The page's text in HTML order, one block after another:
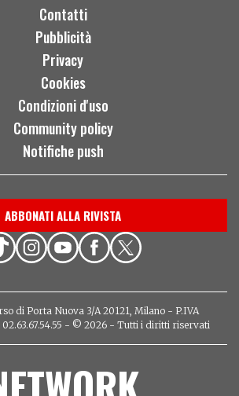
Contatti
Pubblicità
Privacy
Cookies
Condizioni d'uso
Community policy
Notifiche push
ABBONATI ALLA RIVISTA
di Porta Nuova 3/A 20121, Milano - P.IVA
02.63.67.54.55 - © 2026 - Tutti i diritti riservati